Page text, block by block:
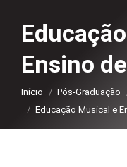
Ensino
Você está aqui:
Início Pós-Graduação
Educação Musical e